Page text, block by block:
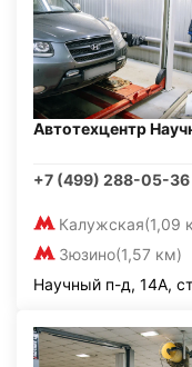
Автотехцентр
+7 (499) 288-05-36
Калужская(1,09
Зюзино(1,57 км)
Научный п-д, 14А,